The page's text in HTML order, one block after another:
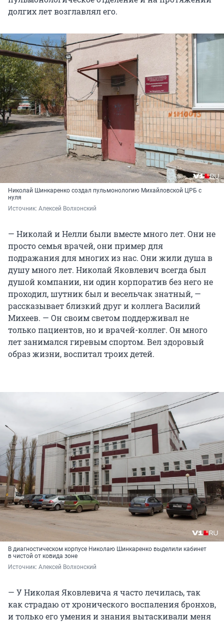
долгих лет возглавлял его.
Николай Шинкаренко создал пульмонологию Михайловской ЦРБ с
нуля
Источник: Алексей Волхонский
— Николай и Нелли были вместе много лет. Они не
просто семья врачей, они пример для
подражания для многих из нас. Они жили душа в
душу много лет. Николай Яковлевич всегда был
душой компании, ни один корпоратив без него не
проходил, шутник был и весельчак знатный, —
рассказывает близкий друг и коллега Василий
Михеев. — Он своим светом поддерживал не
только пациентов, но и врачей-коллег. Он много
лет занимался гиревым спортом. Вел здоровый
образ жизни, воспитал троих детей.
В диагностическом корпусе Николаю Шинкаренко выделили кабинет
в чистой от ковида зоне
Источник: Алексей Волхонский
— У Николая Яковлевича я часто лечилась, так
как страдаю от хронического воспаления бронхов,
и только его умения и знания вытаскивали меня